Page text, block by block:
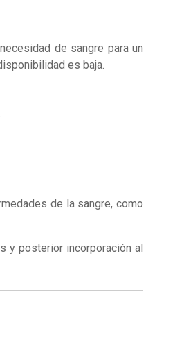
de sangre para un
es baja.
de la sangre, como
y posterior incorporación al